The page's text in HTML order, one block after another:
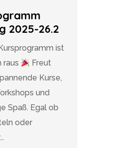
2025-26.2
ist
raus
Freut
Kurse,
und
Spaß. Egal ob
oder